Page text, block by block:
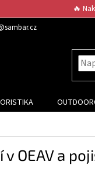
🔥
v OEAV a